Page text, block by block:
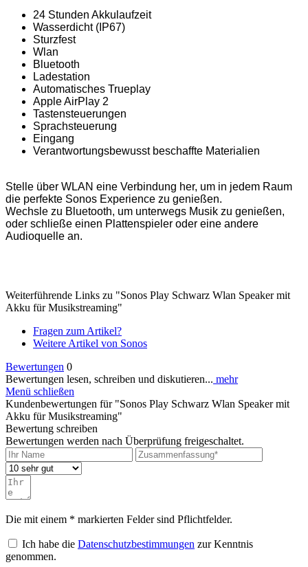
24 Stunden Akkulaufzeit
Wasserdicht (IP67)
Sturzfest
Wlan
Bluetooth
Ladestation
Automatisches Trueplay
Apple AirPlay 2
Tastensteuerungen
Sprachsteuerung
Eingang
Verantwortungsbewusst beschaffte Materialien
Stelle über WLAN eine Verbindung her, um in jedem Raum
die perfekte Sonos Experience zu genießen.
Wechsle zu Bluetooth, um unterwegs Musik zu genießen,
oder schließe einen Plattenspieler oder eine andere
Audioquelle an.
Weiterführende Links zu "Sonos Play Schwarz Wlan Speaker mit
Akku für Musikstreaming"
Fragen zum Artikel?
Weitere Artikel von Sonos
Bewertungen 0
Bewertungen lesen, schreiben und diskutieren... mehr
Menü schließen
Kundenbewertungen für "Sonos Play Schwarz Wlan Speaker mit
Akku für Musikstreaming"
Bewertung schreiben
Bewertungen werden nach Überprüfung freigeschaltet.
Die mit einem * markierten Felder sind Pflichtfelder.
Ich habe die Datenschutzbestimmungen zur Kenntnis
genommen.